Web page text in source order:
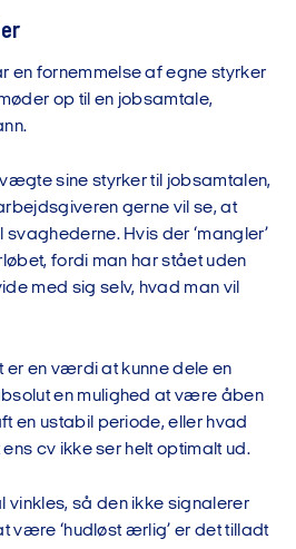
en fornemmelse af egne styrker
op til en jobsamtale,
sine styrker til jobsamtalen,
gerne vil se, at
Hvis der ‘mangler’
fordi man har stået uden
med sig selv, hvad man vil
er en værdi at kunne dele en
en mulighed at være åben
en ustabil periode, eller hvad
cv ikke ser helt optimalt ud.
vinkles, så den ikke signalerer
være ‘hudløst ærlig’ er det tilladt